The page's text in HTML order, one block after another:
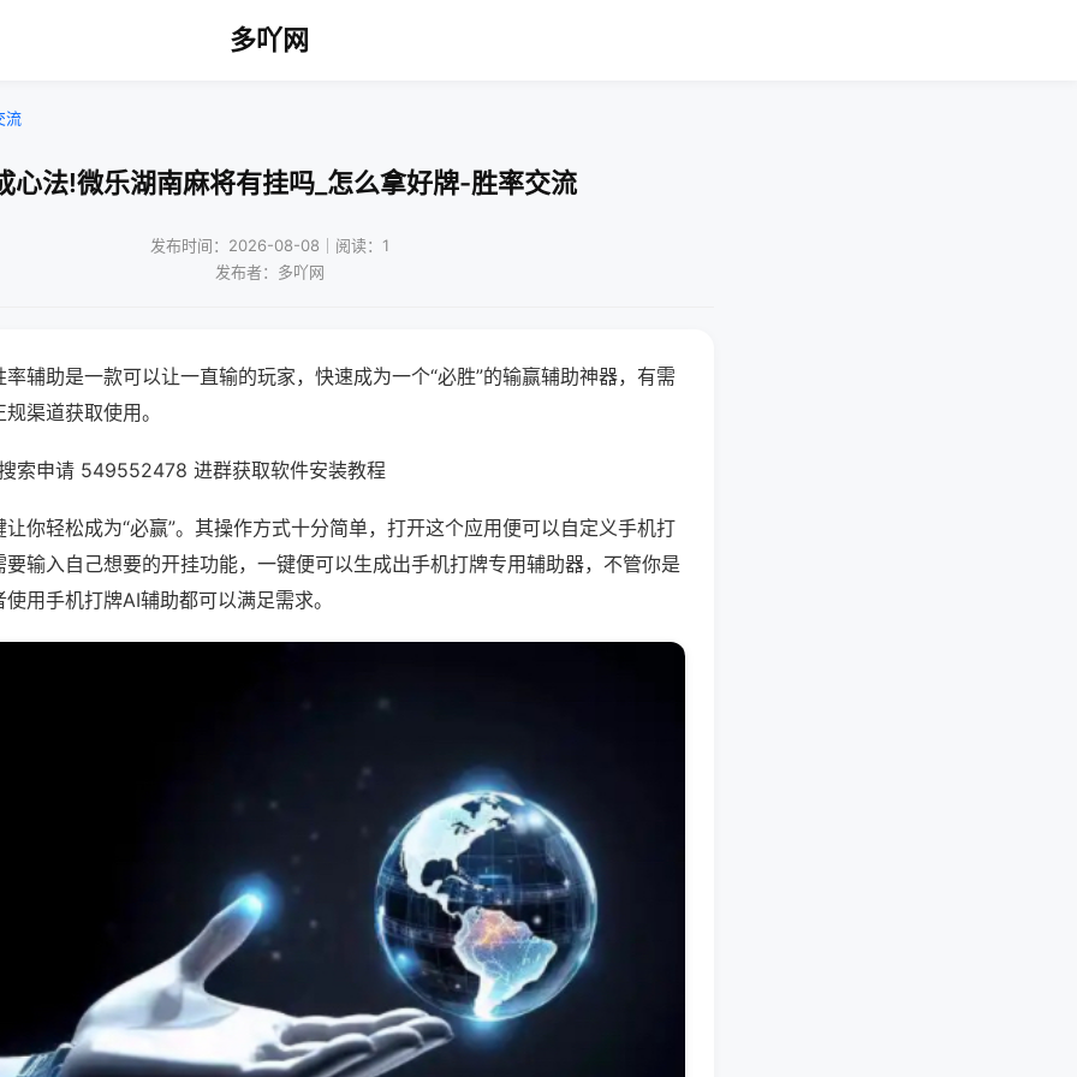
多吖网
流
心法!微乐湖南麻将有挂吗_怎么拿好牌-胜率交流
发布时间：2026-08-08｜阅读：1
发布者：多吖网
辅助是一款可以让一直输的玩家，快速成为一个“必胜”的输赢辅助神器，有需
渠道获取使用。
索申请 549552478 进群获取软件安装教程
你轻松成为“必赢”。其操作方式十分简单，打开这个应用便可以自定义手机打
输入自己想要的开挂功能，一键便可以生成出手机打牌专用辅助器，不管你是
用手机打牌AI辅助都可以满足需求。